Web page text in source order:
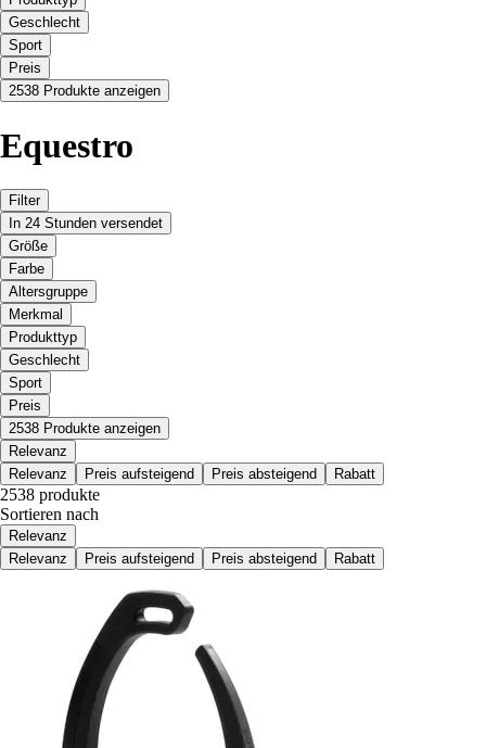
Geschlecht
Sport
Preis
2538 Produkte anzeigen
Equestro
Filter
In 24 Stunden versendet
Größe
Farbe
Altersgruppe
Merkmal
Produkttyp
Geschlecht
Sport
Preis
2538 Produkte anzeigen
Relevanz
Relevanz
Preis aufsteigend Preis absteigend Rabatt
2538 produkte
Sortieren nach
Relevanz
Relevanz
Preis aufsteigend Preis absteigend Rabatt